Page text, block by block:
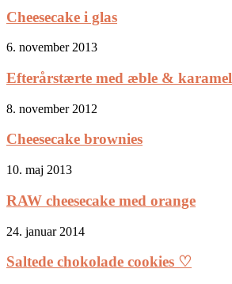
Cheesecake i glas
6. november 2013
Efterårstærte med æble & karamel
8. november 2012
Cheesecake brownies
10. maj 2013
RAW cheesecake med orange
24. januar 2014
Saltede chokolade cookies ♡